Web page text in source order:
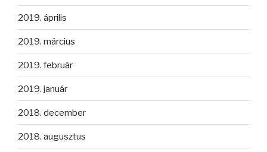
2019. április
2019. március
2019. február
2019. január
2018. december
2018. augusztus